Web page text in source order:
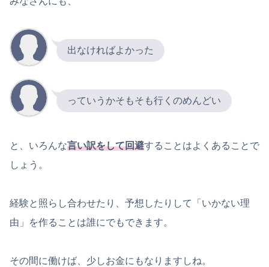
出なければよかった
っていうかそもそも行くのめんどい
と、いろんな言い訳をして回避することはよくあることで
しょう。
経験と照らし合わせたり、予想したりして「いかない理
由」を作ることは誰にでもできます。
その間に働けば、少しお金にもなりますしね。